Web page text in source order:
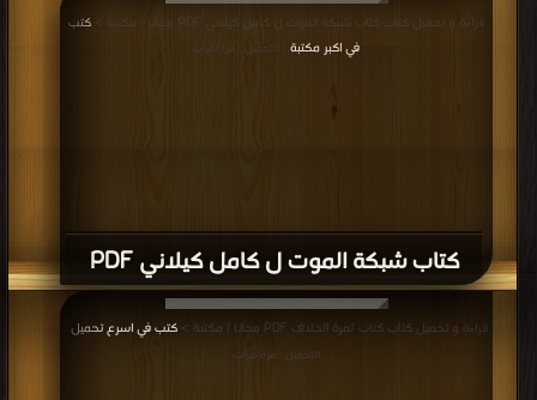
كتاب شبكة الموت ل كامل كيلاني PDF
قراءة و تحميل كتاب كتاب شبكة الموت ل كامل كيلاني PDF مجانا | مكتبة >
كتب
في اكبر مكتبة
| التحميل : مرة/مرات
قراءة و تحميل كتاب كتاب ثمرة الخلاف PDF مجانا | مكتبة > كتب في اسرع تحميل
التحميل : مرة/مرات